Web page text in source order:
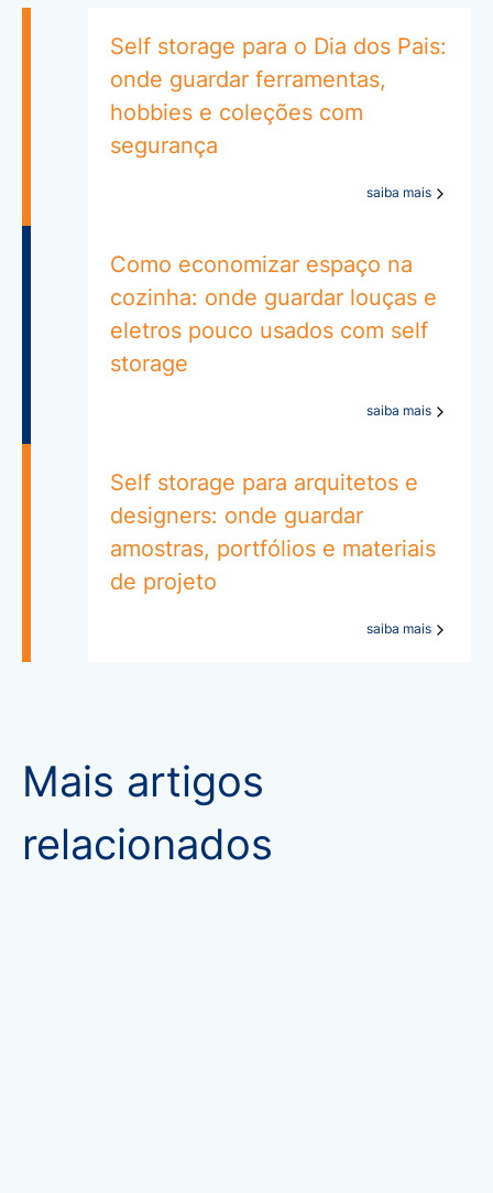
Self storage para o Dia dos Pais:
onde guardar ferramentas,
hobbies e coleções com
segurança
saiba mais
Como economizar espaço na
cozinha: onde guardar louças e
eletros pouco usados com self
storage
saiba mais
Self storage para arquitetos e
designers: onde guardar
amostras, portfólios e materiais
de projeto
saiba mais
Mais artigos
relacionados